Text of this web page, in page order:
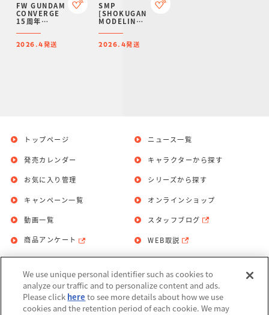
FW GUNDAM
CONVERGE
15周年
CENTURY
SET【プレミ
2026.4発送
SMP
[SHOKUGAN
MODELING
神合体マジキ
ング＜シャド
2026.4発送
トップページ
発売カレンダー
お気に入り管理
ニュース一覧
キャラクターから探す
シリーズから探す
キャンペーン一覧
動画一覧
商品アンケート
オンラインショップ
スタッフブログ
WEB取説
お問い合わせ 個人情報保護方針
利用規約
We use unique personal identifier such as cookies to
analyze our traffic and to personalize content and ads.
Please click here to see more details about how we use
cookies and the retention period of each cookie. We may